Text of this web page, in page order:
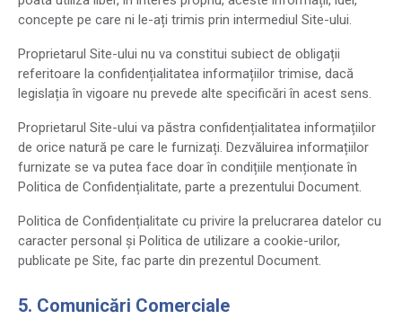
concepte pe care ni le-ați trimis prin intermediul Site-ului.
Proprietarul Site-ului nu va constitui subiect de obligații
referitoare la confidențialitatea informațiilor trimise, dacă
legislația în vigoare nu prevede alte specificări în acest sens.
Proprietarul Site-ului va păstra confidențialitatea informațiilor
de orice natură pe care le furnizați. Dezvăluirea informațiilor
furnizate se va putea face doar în condițiile menționate în
Politica de Confidențialitate, parte a prezentului Document.
Politica de Confidențialitate cu privire la prelucrarea datelor cu
caracter personal și Politica de utilizare a cookie-urilor,
publicate pe Site, fac parte din prezentul Document.
5. Comunicări Comerciale